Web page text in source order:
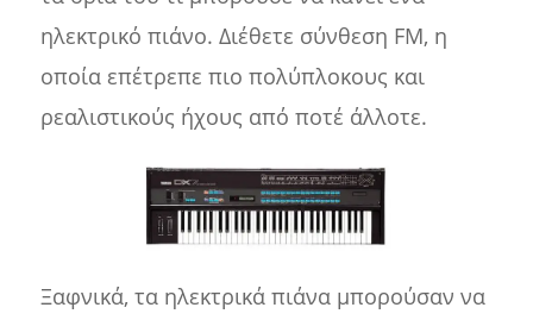
ηλεκτρικό πιάνο. Διέθετε σύνθεση FM, η
οποία επέτρεπε πιο πολύπλοκους και
ρεαλιστικούς ήχους από ποτέ άλλοτε.
Ξαφνικά, τα ηλεκτρικά πιάνα μπορούσαν να